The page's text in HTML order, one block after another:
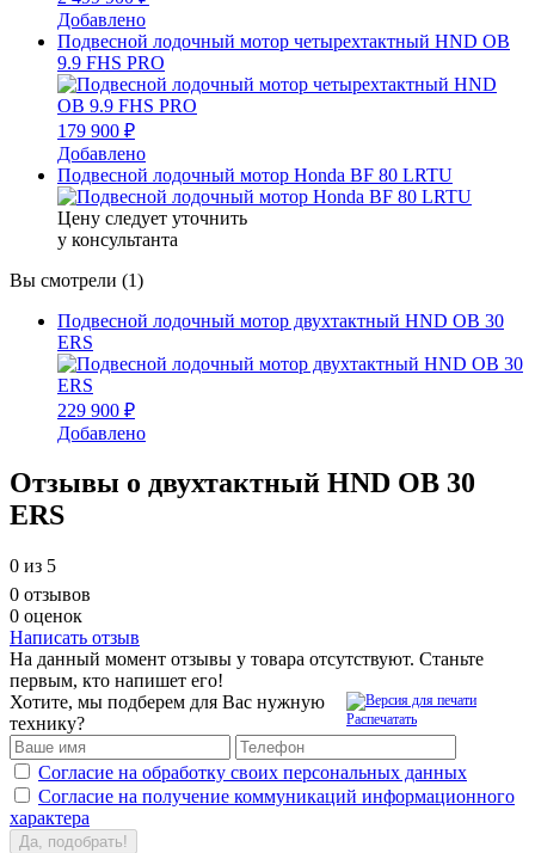
Добавлено
Подвесной лодочный мотор четырехтактный HND OB
9.9 FHS PRO
179 900 ₽
Добавлено
Подвесной лодочный мотор Honda BF 80 LRTU
Цену следует уточнить
у консультанта
Вы смотрели (1)
Подвесной лодочный мотор двухтактный HND OB 30
ERS
229 900 ₽
Добавлено
Отзывы о двухтактный HND OB 30
ERS
0 из 5
0 отзывов
0 оценок
Написать отзыв
На данный момент отзывы у товара отсутствуют. Станьте
первым, кто напишет его!
Распечатать
Хотите, мы подберем для Вас нужную
технику?
Согласие на обработку своих персональных данных
Согласие на получение коммуникаций информационного
характера
Да, подобрать!